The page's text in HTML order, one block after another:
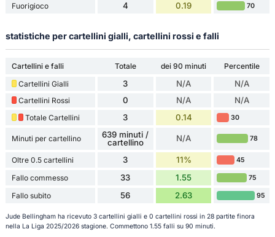
Fuorigioco 4 0.19 70
statistiche per cartellini gialli, cartellini rossi e falli
Cartellini e falli Totale dei 90 minuti
Percentile
Cartellini Gialli
3 N/A N/A
Cartellini Rossi 0 N/A N/A
Totale Cartellini 3 0.14 30
Minuti per cartellino
639 minuti /
cartellino
N/A 78
Oltre 0.5 cartellini 3 11% 45
Fallo commesso 33 1.55 75
Fallo subito 56 2.63 95
Jude Bellingham ha ricevuto 3 cartellini gialli e 0 cartellini rossi in 28 partite finora
nella La Liga 2025/2026 stagione. Commettono 1.55 falli su 90 minuti.